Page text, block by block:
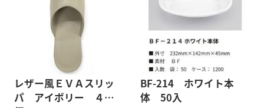
レザー風ＥＶＡスリッ
パ アイボリー ４０
BF-214 ホワイト本
体 50入